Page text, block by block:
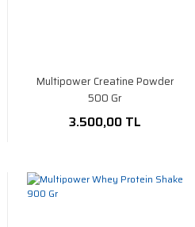
Multipower Creatine Powder
500 Gr
3.500,00 TL